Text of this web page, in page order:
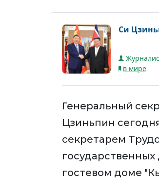
Си
в мире
Генеральный
Цзиньпин
секретарем
гостевом доме